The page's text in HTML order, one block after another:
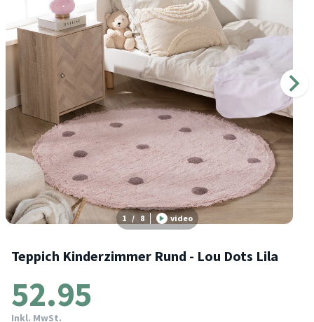
1 / 8 video
Teppich Kinderzimmer Rund - Lou Dots Lila
52.95
Inkl. MwSt.